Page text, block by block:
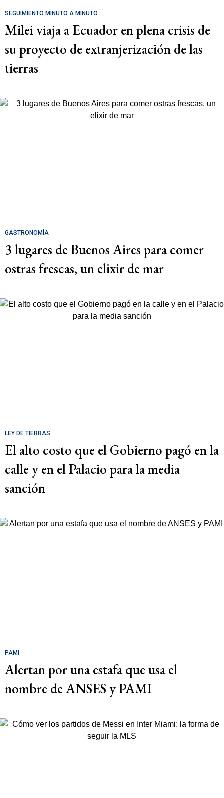
SEGUIMIENTO MINUTO A MINUTO
Milei viaja a Ecuador en plena crisis de
su proyecto de extranjerización de las
tierras
GASTRONOMÍA
3 lugares de Buenos Aires para comer
ostras frescas, un elixir de mar
LEY DE TIERRAS
El alto costo que el Gobierno pagó en la
calle y en el Palacio para la media
sanción
PAMI
Alertan por una estafa que usa el
nombre de ANSES y PAMI